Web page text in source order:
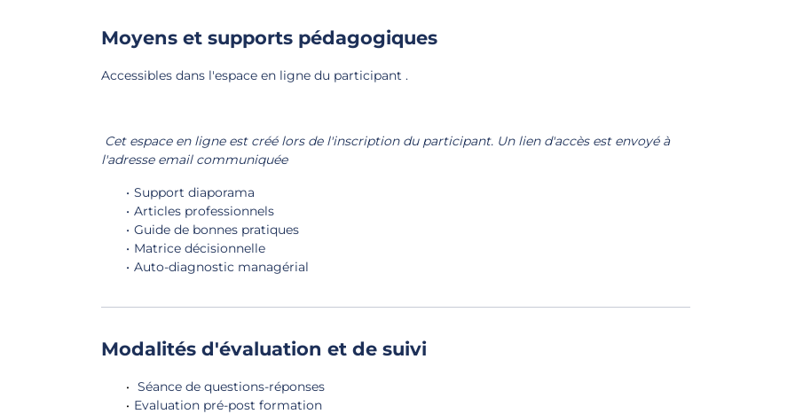
Moyens et supports pédagogiques
Accessibles dans l'espace en ligne du participant .
Cet espace en ligne est créé lors de l'inscription du participant. Un lien d'accès est envoyé à
l'adresse email communiquée
Support diaporama
Articles professionnels
Guide de bonnes pratiques
Matrice décisionnelle
Auto-diagnostic managérial
Modalités d'évaluation et de suivi
Séance de questions-réponses
Evaluation pré-post formation